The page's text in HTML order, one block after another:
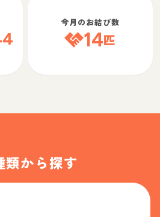
今月のお結び数
14匹
類から探す